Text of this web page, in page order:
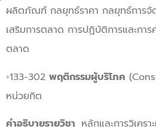
ผลิตภัณฑ์ กลยุทธ์ราคา กลยุทธ์การจั
เสริมการตลาด การปฏิบัติการและกา
ตลาด
◦133-302 พฤติกรรมผู้บริโภค
หน่วยกิต
คำอธิบายรายวิชา หลักและการวิเคร